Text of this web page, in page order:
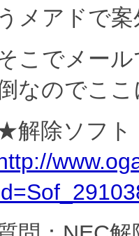
うメアドで
こでメー
なのでこ
解除ソフト